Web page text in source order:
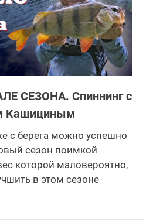
СЕЗОНА. Спиннинг с
Кашициным
с берега можно успешно
сезон поимкой
которой маловероятно,
в этом сезоне